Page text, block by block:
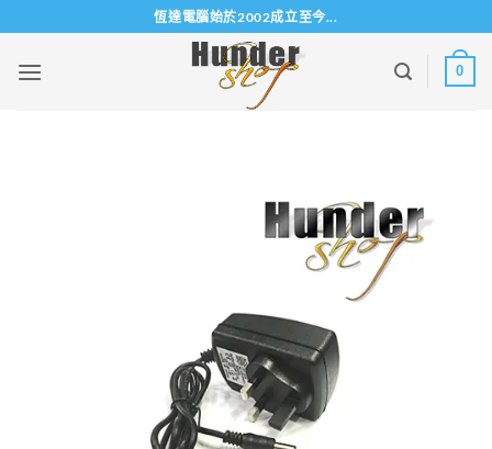
to
content
恆達電腦始於2002成立至今...
0